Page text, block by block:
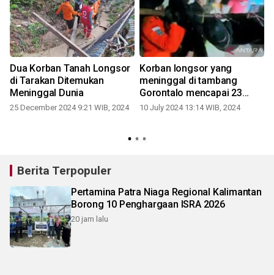
Dua Korban Tanah Longsor
di Tarakan Ditemukan
Meninggal Dunia
25 December 2024 9:21 WIB, 2024
Korban longsor yang
meninggal di tambang
Gorontalo mencapai 23
orang
10 July 2024 13:14 WIB, 2024
Berita Terpopuler
Pertamina Patra Niaga Regional Kalimantan
Borong 10 Penghargaan ISRA 2026
20 jam lalu